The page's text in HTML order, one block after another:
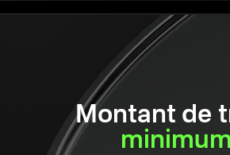
Montant de